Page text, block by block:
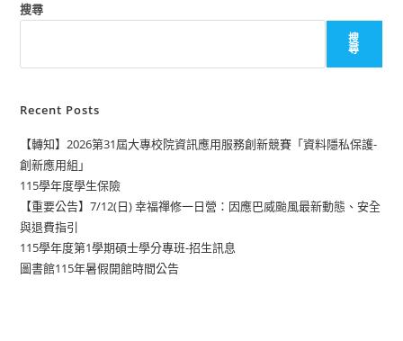
搜尋
搜
尋
Recent Posts
【轉知】2026第31屆大專校院資訊應用服務創新競賽「資料隱私保護-
創新應用組」
115學年度學生保險
【重要公告】7/12(日) 幸福禪修一日營：因應巴威颱風最新動態、安全
與退費指引
115學年度第1學期碩士學分專班-招生訊息
圖書館115年暑假開館時間公告